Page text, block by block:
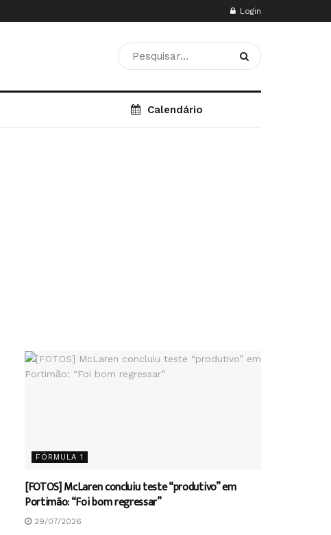
Login
Calendário
FÓRMULA 1
[FOTOS] McLaren concluiu teste “produtivo” em
Portimão: “Foi bom regressar”
29/07/2026